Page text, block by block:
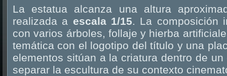
La estatua alcanza una altura
realizada a escala 1/15. La composición
con varios árboles, follaje y hierba
temática con el logotipo del título y una
elementos sitúan a la criatura dentro de
separar la escultura de su contexto